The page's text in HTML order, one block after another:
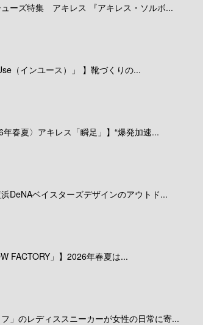
ューズ特集 アキレス 『アキレス・ソルボ...
（インユース）」 】靴づくりの...
年春夏〉アキレス「瞬足」】“爆発加速...
浜DeNAベイスターズデザインのアウトド...
FACTORY」】2026年春夏は...
フ」のレディススニーカーが女性の日常に寄...